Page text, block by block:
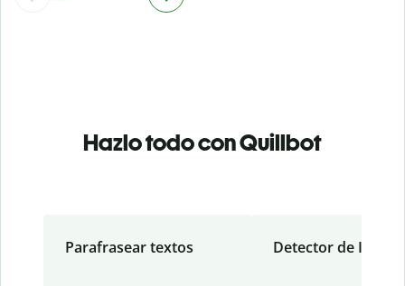
Hazlo todo con Quillbot
Parafrasear textos Detector de IA